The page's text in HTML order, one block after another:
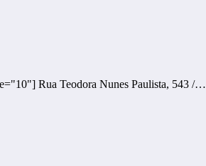
Rua Teodora Nunes Paulista, 543 /…